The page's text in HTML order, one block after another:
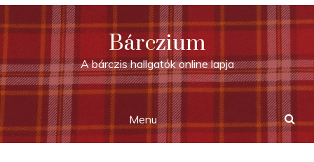
Skip
to
content
Bárczium
A bárczis hallgatók online lapja
Menu